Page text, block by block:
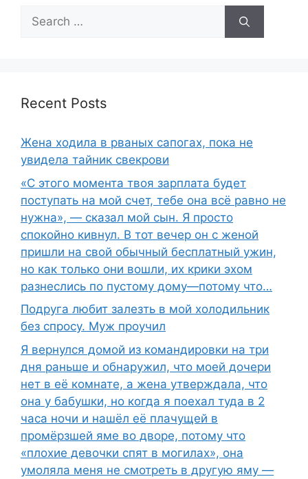
Search
for:
Recent Posts
Жена ходила в рваных сапогах, пока не
увидела тайник свекрови
«С этого момента твоя зарплата будет
поступать на мой счет, тебе она всё равно не
нужна», — сказал мой сын. Я просто
спокойно кивнул. В тот вечер он с женой
пришли на свой обычный бесплатный ужин,
но как только они вошли, их крики эхом
разнеслись по пустому дому—потому что…
Подруга любит залезть в мой холодильник
без спросу. Муж проучил
Я вернулся домой из командировки на три
дня раньше и обнаружил, что моей дочери
нет в её комнате, а жена утверждала, что
она у бабушки, но когда я поехал туда в 2
часа ночи и нашёл её плачущей в
промёрзшей яме во дворе, потому что
«плохие девочки спят в могилах», она
умоляла меня не смотреть в другую яму —